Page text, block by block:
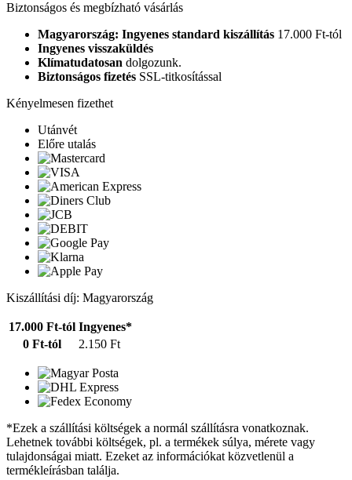
Biztonságos és megbízható vásárlás
Magyarország: Ingyenes standard kiszállítás 17.000 Ft-tól
Ingyenes visszaküldés
Klímatudatosan dolgozunk.
Biztonságos fizetés SSL-titkosítással
Kényelmesen fizethet
Utánvét
Előre utalás
Kiszállítási díj: Magyarország
17.000 Ft-tól Ingyenes*
0 Ft-tól
2.150 Ft
*Ezek a szállítási költségek a normál szállításra vonatkoznak.
Lehetnek további költségek, pl. a termékek súlya, mérete vagy
tulajdonságai miatt. Ezeket az információkat közvetlenül a
termékleírásban találja.